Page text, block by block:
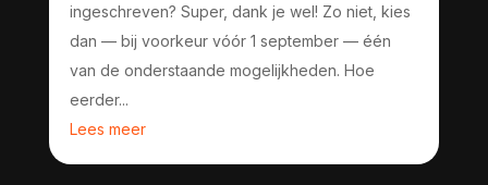
ingeschreven? Super, dank je wel! Zo niet, kies
dan — bij voorkeur vóór 1 september — één
van de onderstaande mogelijkheden. Hoe
eerder...
Lees meer